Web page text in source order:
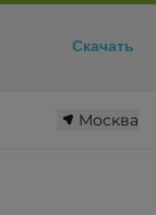
Москва
Скачать